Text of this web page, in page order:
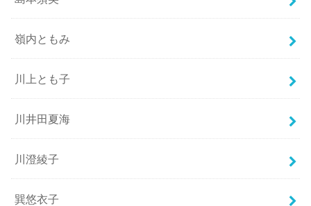
嶺内ともみ
川上とも子
川井田夏海
川澄綾子
巽悠衣子